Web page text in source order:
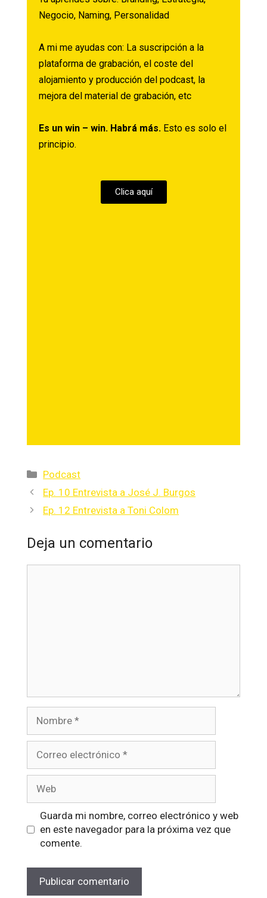
Negocio, Naming, Personalidad
A mi me ayudas con: La suscripción a la
plataforma de grabación, el coste del
alojamiento y producción del podcast, la
mejora del material de grabación, etc
Es un win – win. Habrá más. Esto es solo el
principio.
Clica aquí
Podcast
Ep. 10 Entrevista a José J. Burgos
Ep. 12 Entrevista a Toni Colom
Deja un comentario
Guarda mi nombre, correo electrónico y web
en este navegador para la próxima vez que
comente.